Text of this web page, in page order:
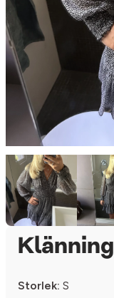
Klänning
Storlek: S